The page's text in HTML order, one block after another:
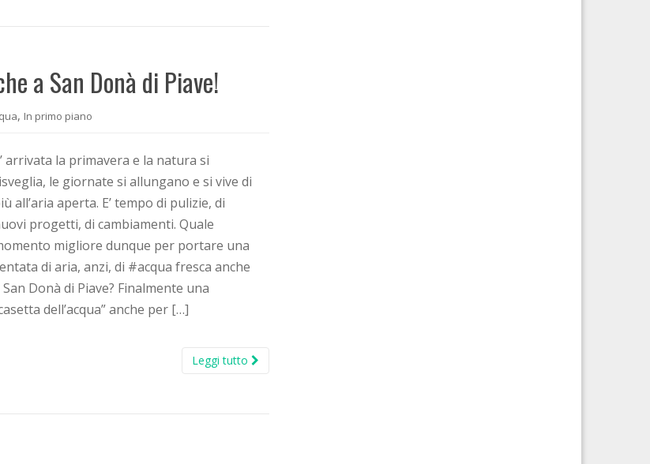
a San Donà di Piave!
, In primo piano
arrivata la primavera e la natura si
le giornate si allungano e si vive di
all’aria aperta. E’ tempo di pulizie, di
progetti, di cambiamenti. Quale
migliore dunque per portare una
di aria, anzi, di #acqua fresca anche
San Donà di Piave? Finalmente una
dell’acqua” anche per […]
Leggi tutto